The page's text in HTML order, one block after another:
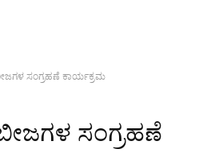
ಸಂಗ್ರಹಣೆ ಕಾರ್ಯಕ್ರಮ
ಸಂಗ್ರಹಣೆ